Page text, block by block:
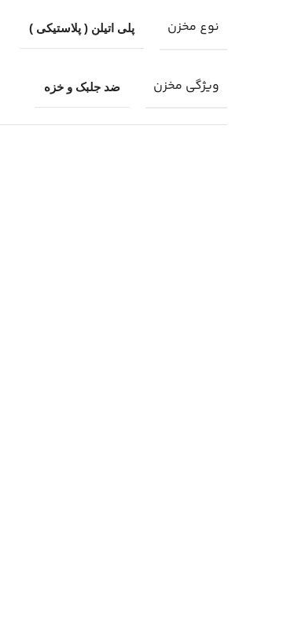
نوع مخزن پلی اتیلن ( پلاستیکی )
ویژگی مخزن ضد جلبک و خزه